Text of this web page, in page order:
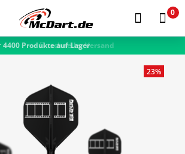
0
schneller Versand
23%